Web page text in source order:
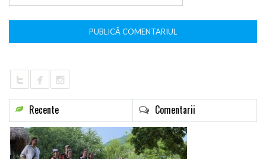
Recente Comentarii